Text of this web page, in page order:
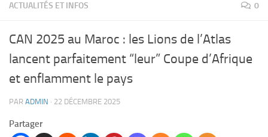
ACTUALITÉS ET INFOS 0
CAN 2025 au Maroc : les Lions de l’Atlas
lancent parfaitement “leur” Coupe d’Afrique
et enflamment le pays
PAR ADMIN · 22 DÉCEMBRE 2025
Partager